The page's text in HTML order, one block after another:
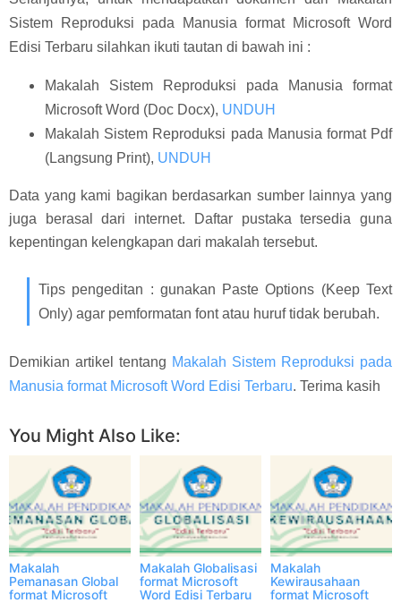
Sistem Reproduksi pada Manusia format Microsoft Word
Edisi Terbaru silahkan ikuti tautan di bawah ini :
Makalah Sistem Reproduksi pada Manusia format
Microsoft Word (Doc Docx), UNDUH
Makalah Sistem Reproduksi pada Manusia format Pdf
(Langsung Print), UNDUH
Data yang kami bagikan berdasarkan sumber lainnya yang
juga berasal dari internet. Daftar pustaka tersedia guna
kepentingan kelengkapan dari makalah tersebut.
Tips pengeditan : gunakan Paste Options (Keep Text
Only) agar pemformatan font atau huruf tidak berubah.
Demikian artikel tentang Makalah Sistem Reproduksi pada
Manusia format Microsoft Word Edisi Terbaru. Terima kasih
You Might Also Like:
Makalah
Pemanasan Global
format Microsoft
Makalah Globalisasi
format Microsoft
Word Edisi Terbaru
Makalah
Kewirausahaan
format Microsoft